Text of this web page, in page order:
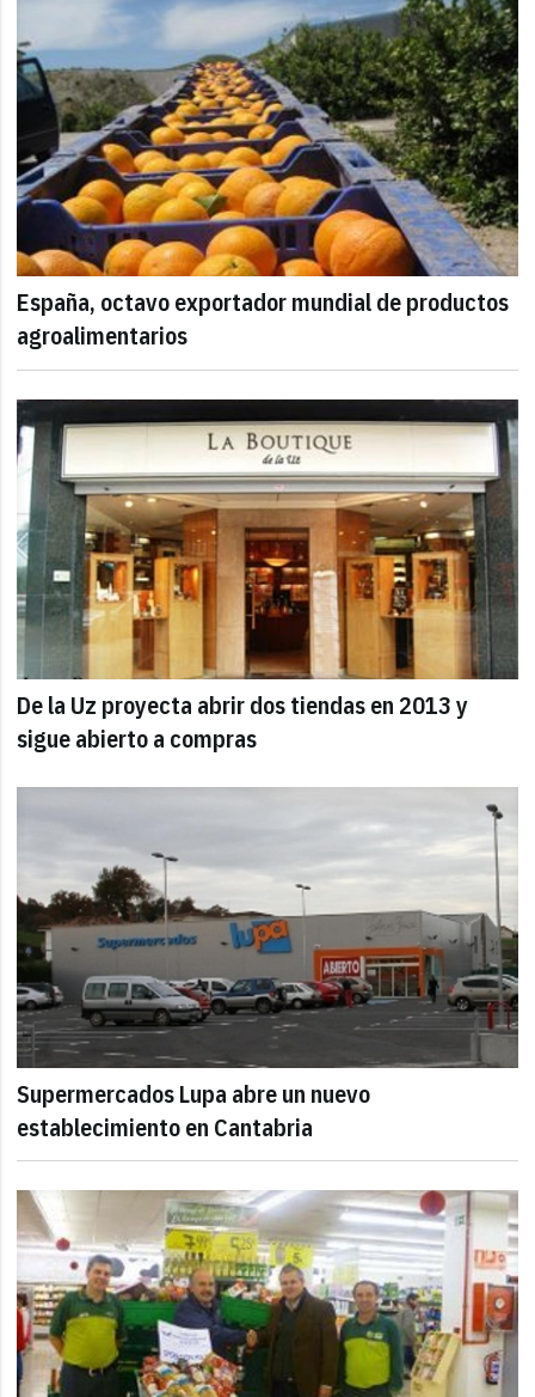
España, octavo exportador mundial de productos
agroalimentarios
De la Uz proyecta abrir dos tiendas en 2013 y
sigue abierto a compras
Supermercados Lupa abre un nuevo
establecimiento en Cantabria